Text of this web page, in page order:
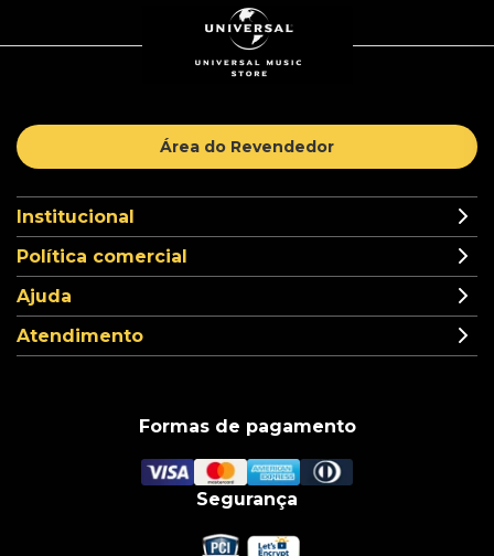
Área do Revendedor
Institucional
Política comercial
Ajuda
Atendimento
Formas de pagamento
Segurança